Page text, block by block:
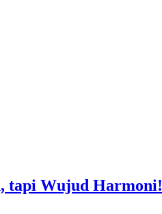
tapi Wujud Harmoni!